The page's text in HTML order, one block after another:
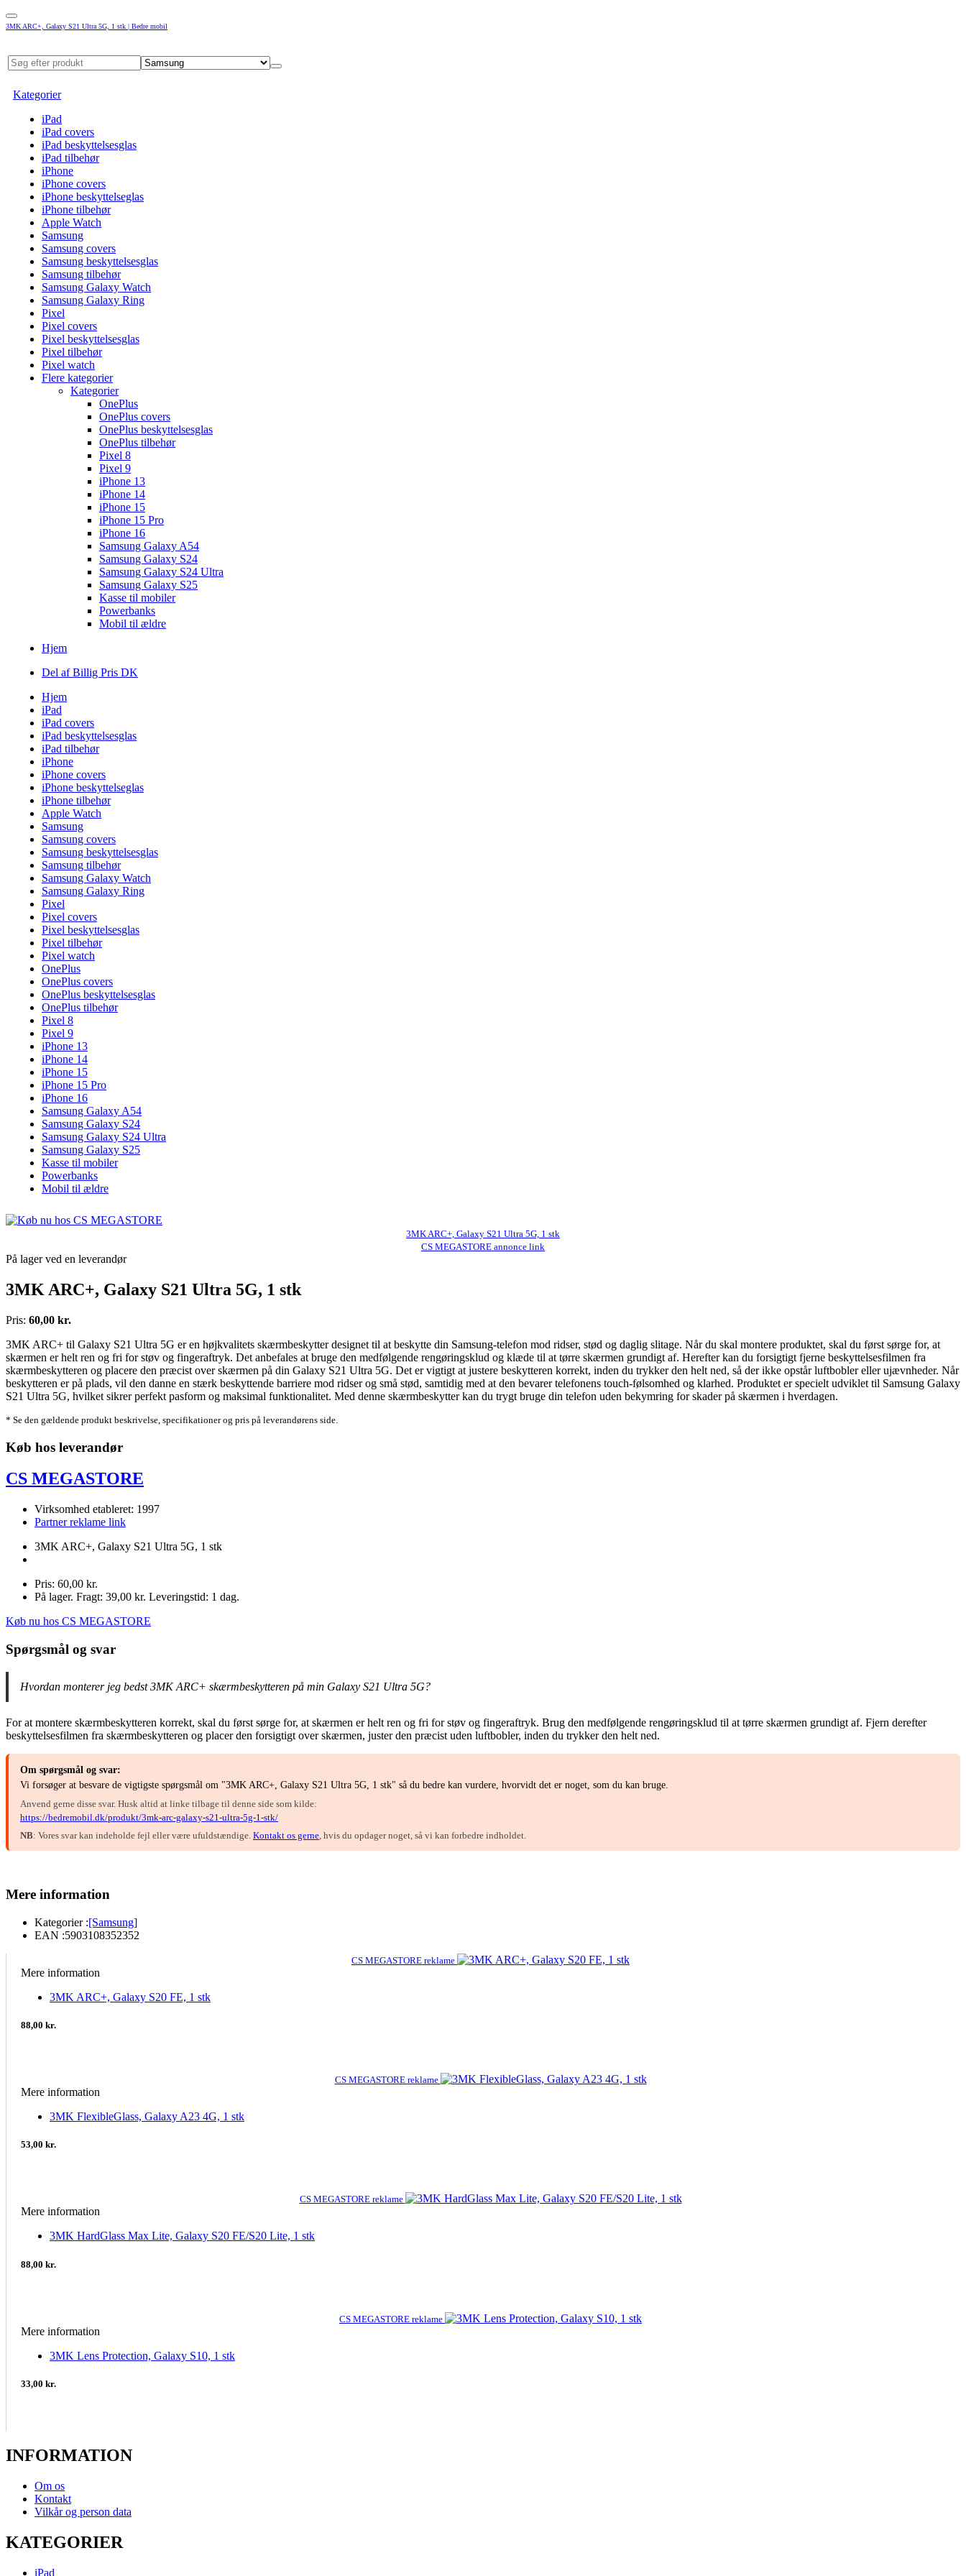
3MK ARC+, Galaxy S21 Ultra 5G, 1 stk | Bedre mobil
Kategorier
iPad
iPad covers
iPad beskyttelsesglas
iPad tilbehør
iPhone
iPhone covers
iPhone beskyttelseglas
iPhone tilbehør
Apple Watch
Samsung
Samsung covers
Samsung beskyttelsesglas
Samsung tilbehør
Samsung Galaxy Watch
Samsung Galaxy Ring
Pixel
Pixel covers
Pixel beskyttelsesglas
Pixel tilbehør
Pixel watch
Flere kategorier
Kategorier
OnePlus
OnePlus covers
OnePlus beskyttelsesglas
OnePlus tilbehør
Pixel 8
Pixel 9
iPhone 13
iPhone 14
iPhone 15
iPhone 15 Pro
iPhone 16
Samsung Galaxy A54
Samsung Galaxy S24
Samsung Galaxy S24 Ultra
Samsung Galaxy S25
Kasse til mobiler
Powerbanks
Mobil til ældre
Hjem
Del af Billig Pris DK
Hjem
iPad
iPad covers
iPad beskyttelsesglas
iPad tilbehør
iPhone
iPhone covers
iPhone beskyttelseglas
iPhone tilbehør
Apple Watch
Samsung
Samsung covers
Samsung beskyttelsesglas
Samsung tilbehør
Samsung Galaxy Watch
Samsung Galaxy Ring
Pixel
Pixel covers
Pixel beskyttelsesglas
Pixel tilbehør
Pixel watch
OnePlus
OnePlus covers
OnePlus beskyttelsesglas
OnePlus tilbehør
Pixel 8
Pixel 9
iPhone 13
iPhone 14
iPhone 15
iPhone 15 Pro
iPhone 16
Samsung Galaxy A54
Samsung Galaxy S24
Samsung Galaxy S24 Ultra
Samsung Galaxy S25
Kasse til mobiler
Powerbanks
Mobil til ældre
3MK ARC+, Galaxy S21 Ultra 5G, 1 stk
CS MEGASTORE annonce link
På lager ved en leverandør
3MK ARC+, Galaxy S21 Ultra 5G, 1 stk
Pris: 60,00 kr.
3MK ARC+ til Galaxy S21 Ultra 5G er en højkvalitets skærmbeskytter designet til at beskytte din Samsung-telefon mod ridser, stød og daglig slitage. Når du skal montere produktet, skal du først sørge for, at
skærmen er helt ren og fri for støv og fingeraftryk. Det anbefales at bruge den medfølgende rengøringsklud og klæde til at tørre skærmen grundigt af. Herefter kan du forsigtigt fjerne beskyttelsesfilmen fra
skærmbeskytteren og placere den præcist over skærmen på din Galaxy S21 Ultra 5G. Det er vigtigt at justere beskytteren korrekt, inden du trykker den helt ned, så der ikke opstår luftbobler eller ujævnheder. Når
beskytteren er på plads, vil den danne en stærk beskyttende barriere mod ridser og små stød, samtidig med at den bevarer telefonens touch-følsomhed og klarhed. Produktet er specielt udviklet til Samsung Galaxy
S21 Ultra 5G, hvilket sikrer perfekt pasform og maksimal funktionalitet. Med denne skærmbeskytter kan du trygt bruge din telefon uden bekymring for skader på skærmen i hverdagen.
* Se den gældende produkt beskrivelse, specifikationer og pris på leverandørens side.
Køb hos leverandør
CS MEGASTORE
Virksomhed etableret: 1997
Partner reklame link
3MK ARC+, Galaxy S21 Ultra 5G, 1 stk
Pris: 60,00 kr.
På lager. Fragt: 39,00 kr. Leveringstid: 1 dag.
Køb nu hos CS MEGASTORE
Spørgsmål og svar
Hvordan monterer jeg bedst 3MK ARC+ skærmbeskytteren på min Galaxy S21 Ultra 5G?
For at montere skærmbeskytteren korrekt, skal du først sørge for, at skærmen er helt ren og fri for støv og fingeraftryk. Brug den medfølgende rengøringsklud til at tørre skærmen grundigt af. Fjern derefter
beskyttelsesfilmen fra skærmbeskytteren og placer den forsigtigt over skærmen, juster den præcist uden luftbobler, inden du trykker den helt ned.
Om spørgsmål og svar:
Vi forsøger at besvare de vigtigste spørgsmål om "3MK ARC+, Galaxy S21 Ultra 5G, 1 stk" så du bedre kan vurdere, hvorvidt det er noget, som du kan bruge.
Anvend gerne disse svar. Husk altid at linke tilbage til denne side som kilde:
https://bedremobil.dk/produkt/3mk-arc-galaxy-s21-ultra-5g-1-stk/
NB: Vores svar kan indeholde fejl eller være ufuldstændige. Kontakt os gerne, hvis du opdager noget, så vi kan forbedre indholdet.
Mere information
Kategorier :[Samsung]
EAN :5903108352352
CS MEGASTORE reklame
Mere information
3MK ARC+, Galaxy S20 FE, 1 stk
88,00 kr.
CS MEGASTORE reklame
Mere information
3MK FlexibleGlass, Galaxy A23 4G, 1 stk
53,00 kr.
CS MEGASTORE reklame
Mere information
3MK HardGlass Max Lite, Galaxy S20 FE/S20 Lite, 1 stk
88,00 kr.
CS MEGASTORE reklame
Mere information
3MK Lens Protection, Galaxy S10, 1 stk
33,00 kr.
INFORMATION
Om os
Kontakt
Vilkår og person data
KATEGORIER
iPad